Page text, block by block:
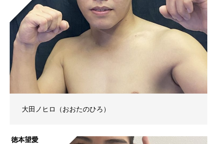
大田ノヒロ（おおたのひろ）
徳本望愛